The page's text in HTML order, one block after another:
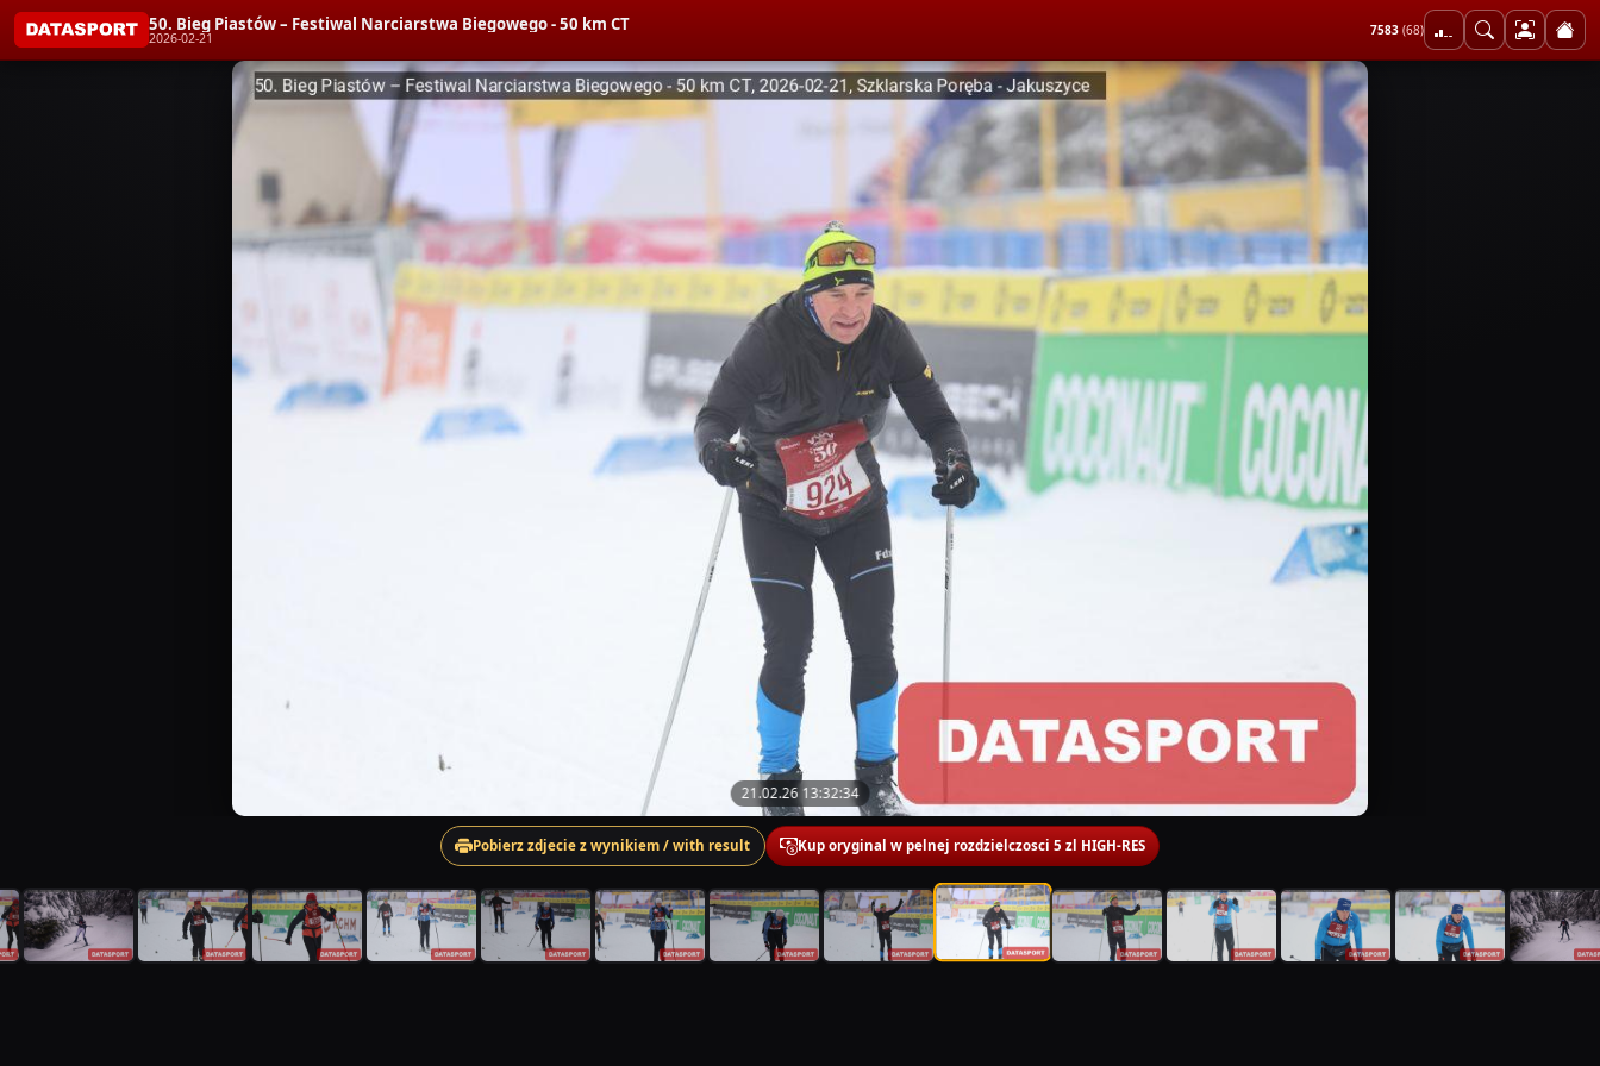
50. Bieg Piastów – Festiwal Narciarstwa Biegowego - 50 km CT
2026-02-21 7583 (68)
21.02.26 13:32:34
Pobierz zdjecie z wynikiem / with result Kup oryginal w pelnej rozdzielczosci 5 zl HIGH-RES